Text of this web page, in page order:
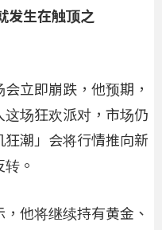
发生在触顶之
立即崩跌，他预期，
场狂欢派对，市场仍
潮」会将行情推向新
。
他将继续持有黄金、